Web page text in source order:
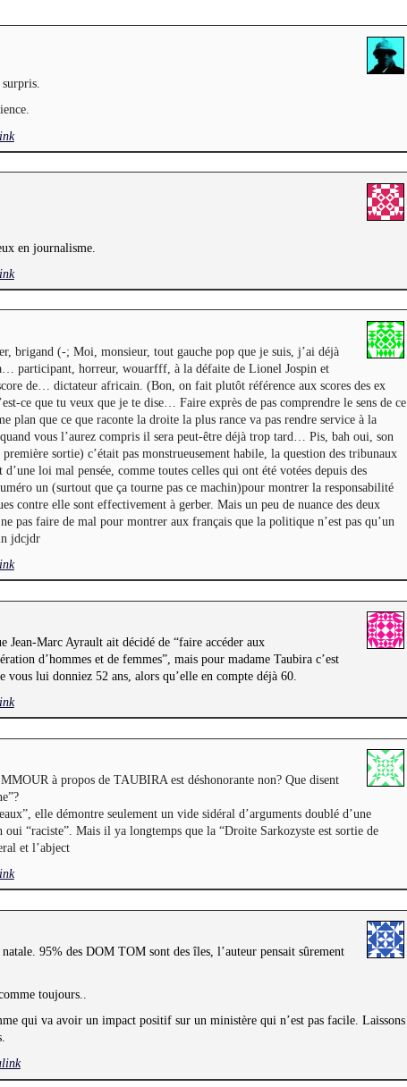
surpris.
en journalisme.
brigand (-; Moi, monsieur, tout gauche pop que je suis, j’ai déjà
participant, horreur, wouarfff, à la défaite de Lionel Jospin et
de… dictateur africain. (Bon, on fait plutôt référence aux scores des ex
ce que tu veux que je te dise… Faire exprès de pas comprendre le sens de ce
plan que ce que raconte la droite la plus rance va pas rendre service à la
vous l’aurez compris il sera peut-être déjà trop tard… Pis, bah oui, son
sortie) c’était pas monstrueusement habile, la question des tribunaux
loi mal pensée, comme toutes celles qui ont été votées depuis des
un (surtout que ça tourne pas ce machin)pour montrer la responsabilité
contre elle sont effectivement à gerber. Mais un peu de nuance des deux
pas faire de mal pour montrer aux français que la politique n’est pas qu’un
jdcjdr
Jean-Marc Ayrault ait décidé de “faire accéder aux
d’hommes et de femmes”, mais pour madame Taubira c’est
vous lui donniez 52 ans, alors qu’elle en compte déjà 60.
à propos de TAUBIRA est déshonorante non? Que disent
elle démontre seulement un vide sidéral d’arguments doublé d’une
“raciste”. Mais il ya longtemps que la “Droite Sarkozyste est sortie de
et l’abject
95% des DOM TOM sont des îles, l’auteur pensait sûrement
toujours..
qui va avoir un impact positif sur un ministère qui n’est pas facile. Laissons